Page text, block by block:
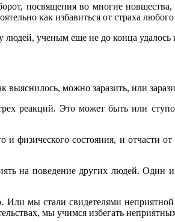
посвящения во многие
как избавиться от страха любого
ученым еще не до конца удалось
можно заразить, или
реакций. Это может быть или
физического состояния, и отчасти
на поведение других людей. Один
Или мы стали свидетелями
мы учимся избегать